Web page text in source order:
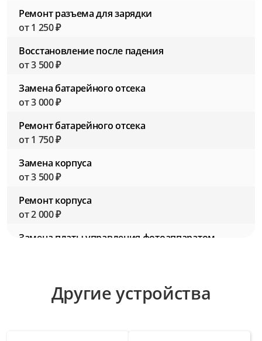
Ремонт разъема для зарядки
от 1 250 ₽
Восстановление после падения
от 3 500 ₽
Замена батарейного отсека
от 3 000 ₽
Ремонт батарейного отсека
от 1 750 ₽
Замена корпуса
от 3 500 ₽
Ремонт корпуса
от 2 000 ₽
Замена платы управления фотоаппаратом
от 3 000 ₽Другие устройства